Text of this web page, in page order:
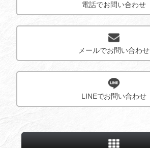
電話でお問い合わせ
メールでお問い合わせ
LINEでお問い合わせ